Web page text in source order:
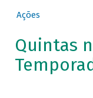
Ações
Quintas